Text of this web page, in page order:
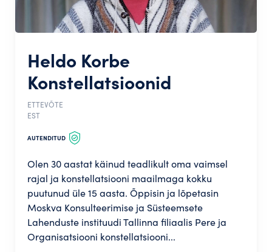
Heldo Korbe
Konstellatsioonid
ETTEVÕTE
EST
AUTENDITUD
Olen 30 aastat käinud teadlikult oma vaimsel
rajal ja konstellatsiooni maailmaga kokku
puutunud üle 15 aasta. Õppisin ja lõpetasin
Moskva Konsulteerimise ja Süsteemsete
Lahenduste instituudi Tallinna filiaalis Pere ja
Organisatsiooni konstellatsiooni...